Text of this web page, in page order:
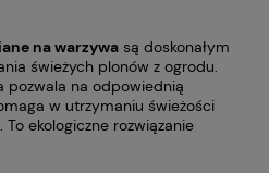
na warzywasą doskonałym
świeżych plonów z ogrodu.
pozwala na odpowiednią
w utrzymaniu świeżości
To ekologiczne rozwiązanie